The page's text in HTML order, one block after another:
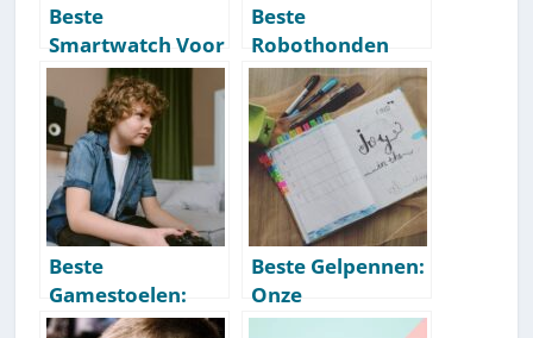
Beste
Smartwatch Voor
Kinderen: Onze
Aanbevelingen
[Getest] [2026]
Beste
Robothonden
Voor Kinderen:
Onze
Aanbevelingen
[Getest] [2026]
Beste
Gamestoelen:
Onze
Beste Gelpennen:
Onze
Aanbevelingen